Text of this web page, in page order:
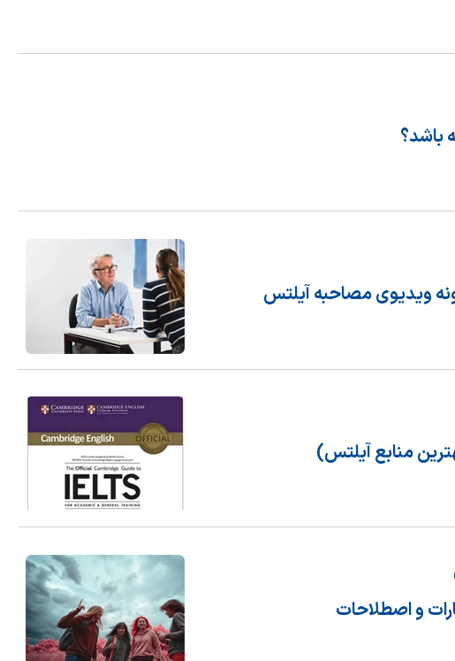
باشد؟
و اصطلاحات